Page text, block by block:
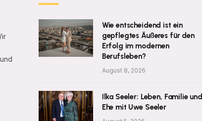
Wie entscheidend ist ein
gepflegtes Äußeres für den
Erfolg im modernen
Berufsleben?
August 8, 2026
Ilka Seeler: Leben, Familie und
Ehe mit Uwe Seeler